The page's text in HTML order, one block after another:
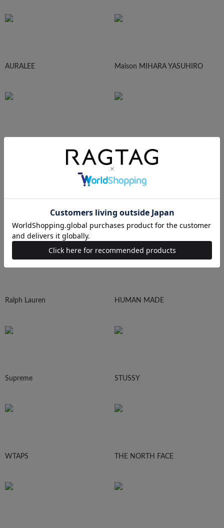
AURALEE Maison MIHARA YASUHIRO
N.HOOLYWOOD Needles
Ralph Lauren HUMAN MADE
Supreme STUSSY
WTAPS THE NORTH FACE